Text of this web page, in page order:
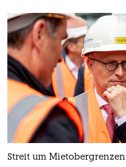
Streit um Mietobergrenzen